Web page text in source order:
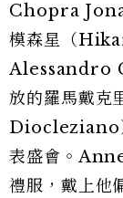
Chopra
模森星（
Alessandro
放的羅馬戴
Diocleziano
表盛會。
禮服，戴上他